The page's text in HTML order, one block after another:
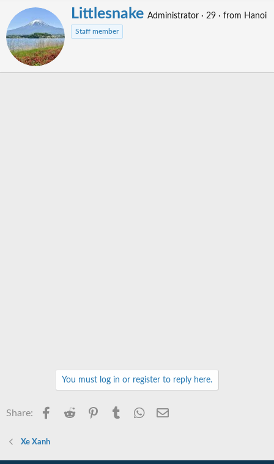
r
i
Littlesnake Administrator · 29 · from Hanoi
Staff member
You must log in or register to reply here.
Share: Facebook
Reddit PinterestTumblr WhatsApp
Xe Xanh